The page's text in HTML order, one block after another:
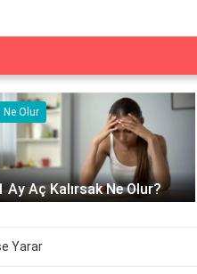
Ne Olur
Karbonhidrat Alırsak Ne
Yarar